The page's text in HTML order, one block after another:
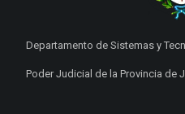
Departamento de Sistemas y
Poder Judicial de la Provincia de